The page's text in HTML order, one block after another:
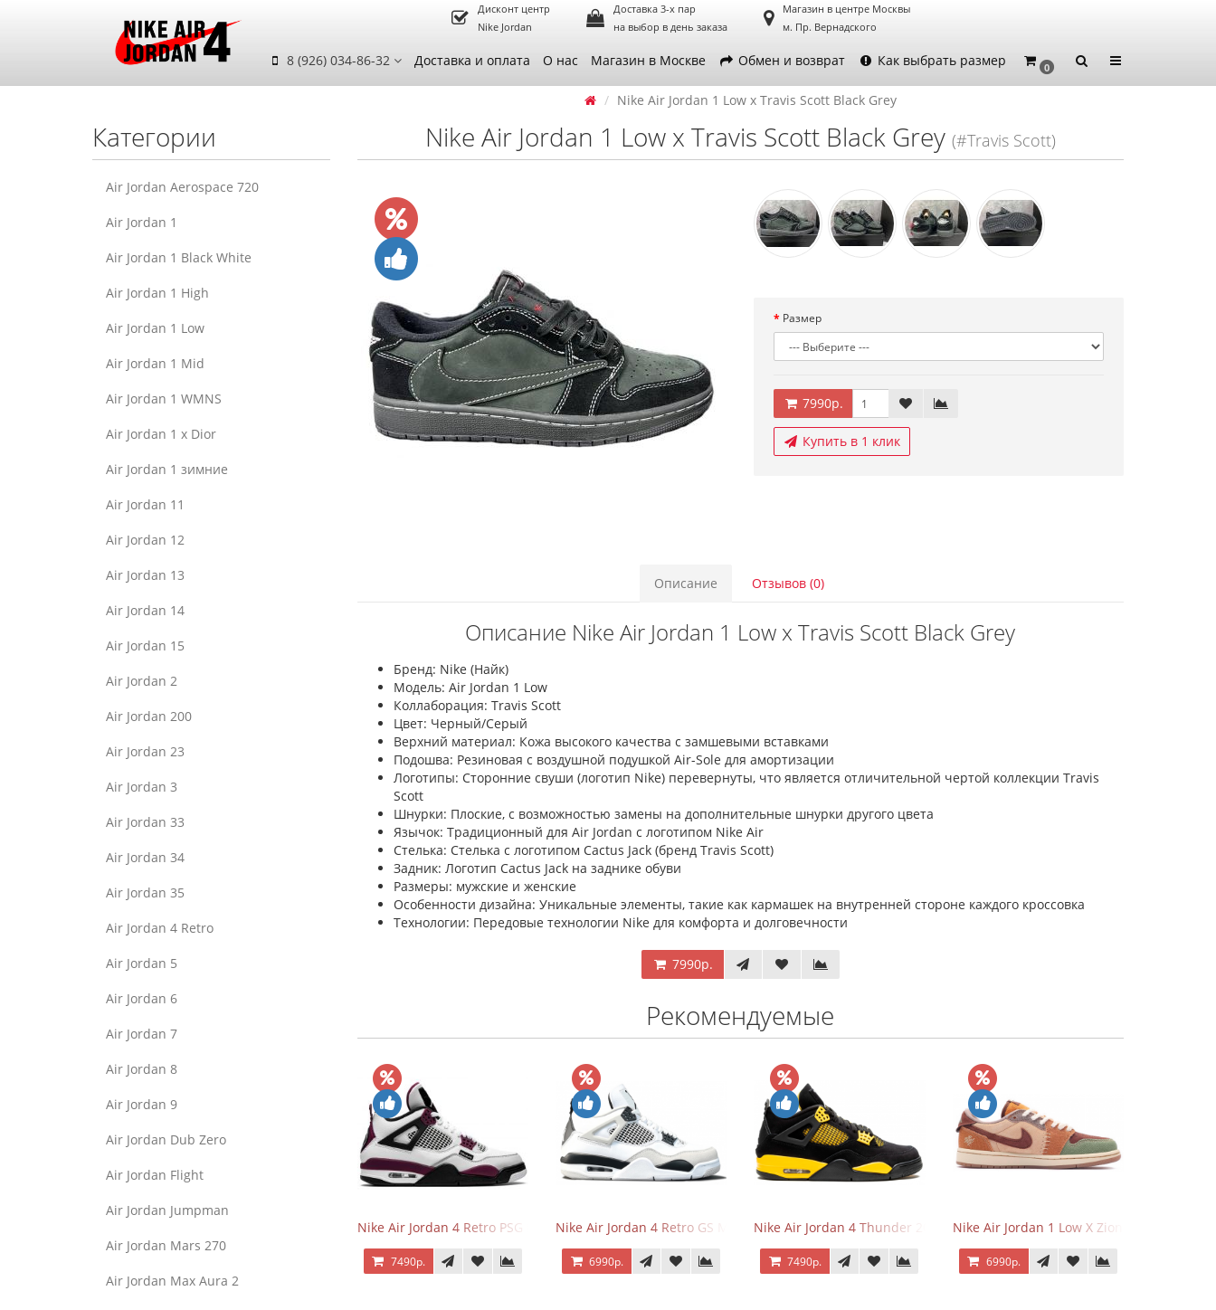
Дисконт центр
Nike Jordan
Доставка 3-х пар
на выбор в день заказа
Магазин в центре Москвы
м. Пр. Вернадского
8 (926) 034-86-32 Доставка и оплата О нас Магазин в Москве Обмен и возврат Как выбрать размер 0
Категории
Air Jordan Aerospace 720
Air Jordan 1
Air Jordan 1 Black White
Air Jordan 1 High
Air Jordan 1 Low
Air Jordan 1 Mid
Air Jordan 1 WMNS
Air Jordan 1 x Dior
Air Jordan 1 зимние
Air Jordan 11
Air Jordan 12
Air Jordan 13
Air Jordan 14
Air Jordan 15
Air Jordan 2
Air Jordan 200
Air Jordan 23
Air Jordan 3
Air Jordan 33
Air Jordan 34
Air Jordan 35
Air Jordan 4 Retro
Air Jordan 5
Air Jordan 6
Air Jordan 7
Air Jordan 8
Air Jordan 9
Air Jordan Dub Zero
Air Jordan Flight
Air Jordan Jumpman
Air Jordan Mars 270
Air Jordan Max Aura 2
Nike Air Jordan 1 Low x Travis Scott Black Grey
Nike Air Jordan 1 Low x Travis Scott Black Grey (#Travis Scott)
Размер
7990р.
Купить в 1 клик
Описание Отзывов (0)
Описание Nike Air Jordan 1 Low x Travis Scott Black Grey
Бренд: Nike (Найк)
Модель: Air Jordan 1 Low
Коллаборация: Travis Scott
Цвет: Черный/Серый
Верхний материал: Кожа высокого качества с замшевыми вставками
Подошва: Резиновая с воздушной подушкой Air-Sole для амортизации
Логотипы: Сторонние свуши (логотип Nike) перевернуты, что является отличительной чертой коллекции Travis
Scott
Шнурки: Плоские, с возможностью замены на дополнительные шнурки другого цвета
Язычок: Традиционный для Air Jordan с логотипом Nike Air
Стелька: Стелька с логотипом Cactus Jack (бренд Travis Scott)
Задник: Логотип Cactus Jack на заднике обуви
Размеры: мужские и женские
Особенности дизайна: Уникальные элементы, такие как кармашек на внутренней стороне каждого кроссовка
Технологии: Передовые технологии Nike для комфорта и долговечности
7990р.
Рекомендуемые
Nike Air Jordan 4 Retro PSG Paris Saint-Germain
7490р.
Nike Air Jordan 4 Retro GS Military Black
6990р.
Nike Air Jordan 4 Thunder 2023
7490р.
Nike Air Jordan 1 Low X Zion Williamson
6990р.